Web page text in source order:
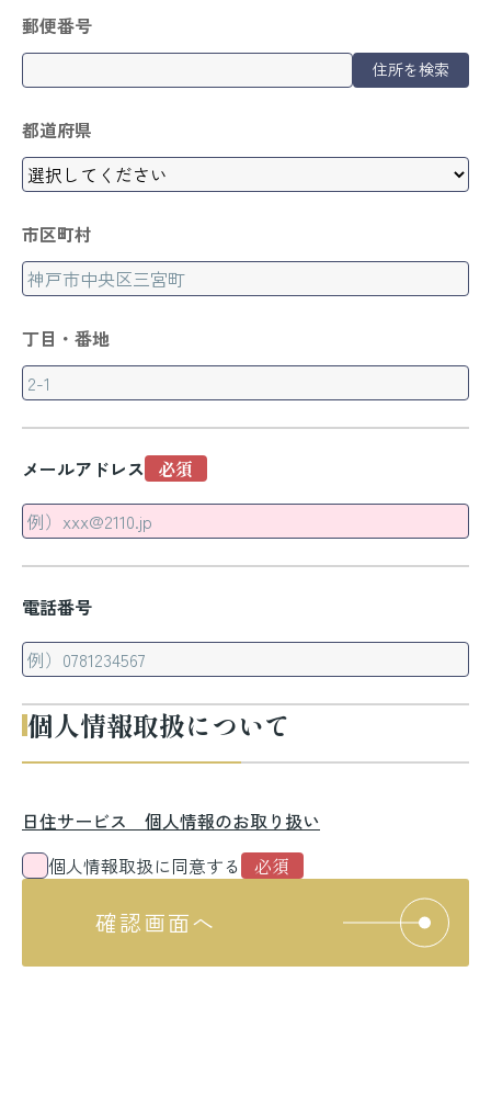
郵便番号
住所を検索
都道府県
市区町村
丁目・番地
メールアドレス
電話番号
個人情報取扱について
日住サービス 個人情報のお取り扱い
個人情報取扱に同意する
確認画面へ